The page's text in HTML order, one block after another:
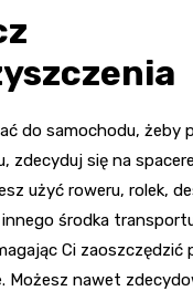
do samochodu, żeby
zdecyduj się na
użyć roweru, rolek,
środka
Ci zaoszczędzić
nawet